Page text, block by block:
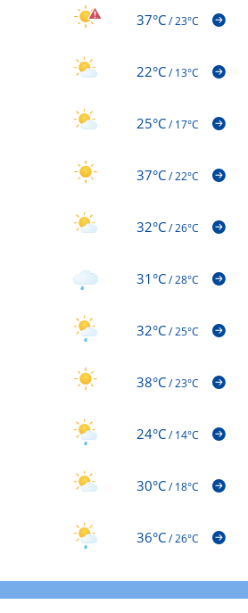
37°C/23°C
22°C/13°C
25°C/17°C
37°C/22°C
32°C/26°C
31°C/28°C
32°C/25°C
38°C/23°C
24°C/14°C
30°C/18°C
36°C/26°C